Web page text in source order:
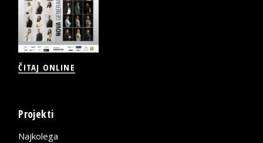
ČITAJ ONLINE
Projekti
Najkolega